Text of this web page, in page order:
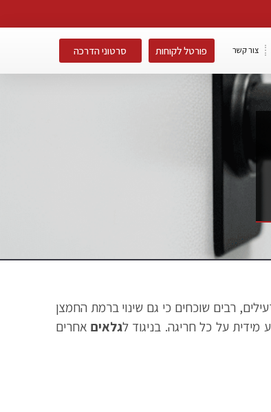
צור קשר פורטל לקוחות סרטוני הדרכה
רבים שוכחים כי גם שינוי ברמת החמצן
מידית על כל חריגה. בניגוד לגלאיםאחרים